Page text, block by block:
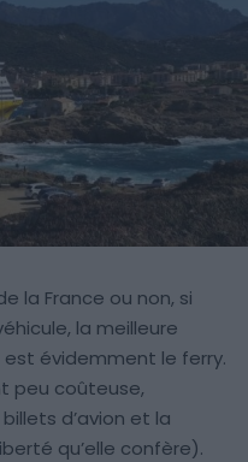
la France ou non, si
la meilleure
évidemment le ferry.
peu coûteuse,
d’avion et la
qu’elle confère).